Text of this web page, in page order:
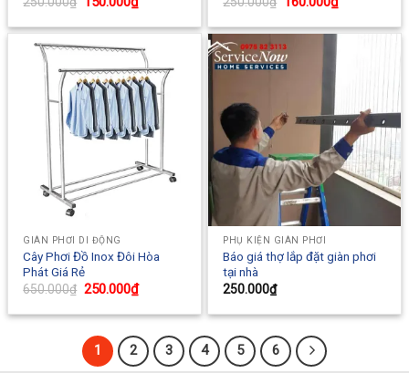
was:
price
is:
was:
price
is:
GIÀN PHƠI DI ĐỘNG
Cây Phơi Đồ Inox Đôi Hòa
Phát Giá Rẻ
650.000₫ Original
was:
250.000₫Current
price
is:
PHỤ KIỆN GIÀN PHƠI
Báo giá thợ lắp đặt giàn phơi
tại nhà
250.000₫
1 2 3 4 5 6